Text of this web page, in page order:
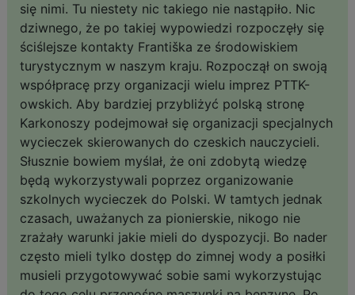
się nimi. Tu niestety nic takiego nie nastąpiło. Nic
dziwnego, że po takiej wypowiedzi rozpoczęły się
ściślejsze kontakty Františka ze środowiskiem
turystycznym w naszym kraju. Rozpoczął on swoją
współpracę przy organizacji wielu imprez PTTK-
owskich. Aby bardziej przybliżyć polską stronę
Karkonoszy podejmował się organizacji specjalnych
wycieczek skierowanych do czeskich nauczycieli.
Słusznie bowiem myślał, że oni zdobytą wiedzę
będą wykorzystywali poprzez organizowanie
szkolnych wycieczek do Polski. W tamtych jednak
czasach, uważanych za pionierskie, nikogo nie
zrażały warunki jakie mieli do dyspozycji. Bo nader
często mieli tylko dostęp do zimnej wody a posiłki
musieli przygotowywać sobie sami wykorzystując